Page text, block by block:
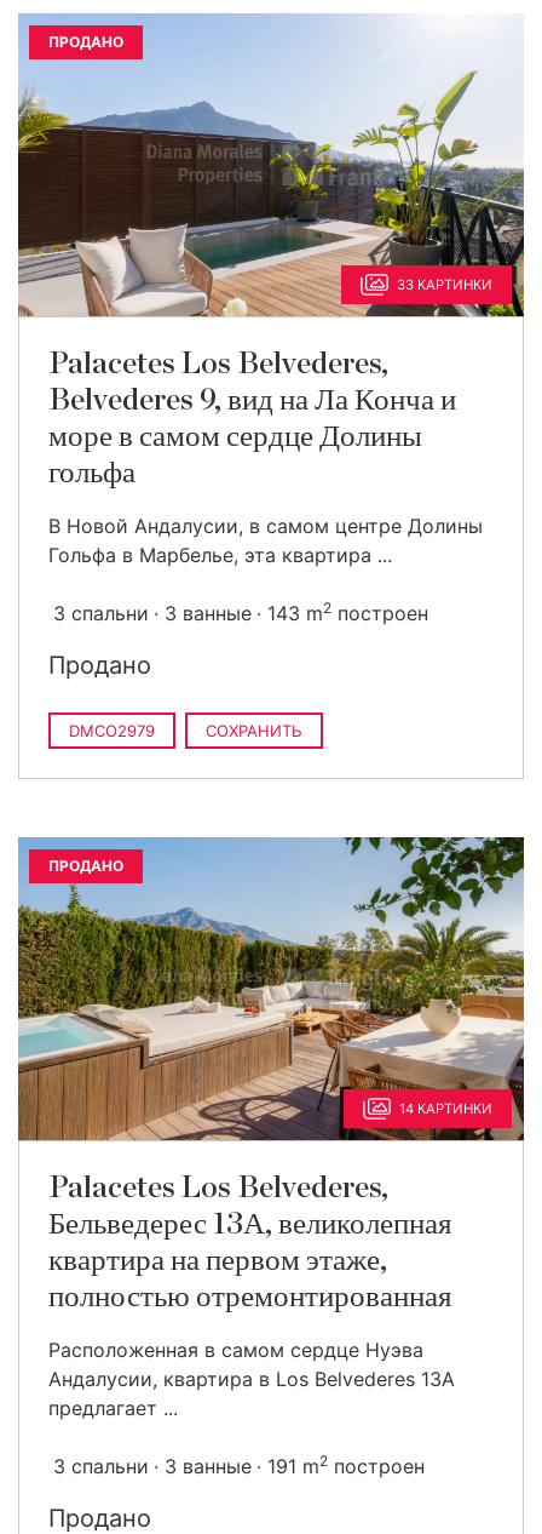
ПРОДАНО
33 КАРТИНКИ
Palacetes Los Belvederes,
Belvederes 9, вид на Ла Конча и
море в самом сердце Долины
гольфа
В Новой Андалусии, в самом центре Долины
Гольфа в Марбелье, эта квартира ...
3 спальни 3 ванные 143 m2 построен
Продано
DMCO2979 СОХРАНИТЬ
ПРОДАНО
14 КАРТИНКИ
Palacetes Los Belvederes,
Бельведерес 13А, великолепная
квартира на первом этаже,
полностью отремонтированная
Расположенная в самом сердце Нуэва
Андалусии, квартира в Los Belvederes 13A
предлагает ...
3 спальни 3 ванные 191 m2 построен
Продано